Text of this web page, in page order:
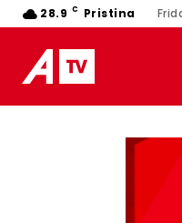
28.9 C Pristina